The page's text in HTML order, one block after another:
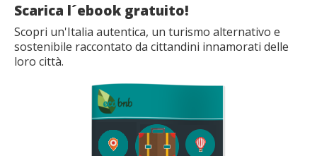
Scarica l´ebook gratuito!
Scopri un'Italia autentica, un turismo alternativo e
sostenibile raccontato da cittandini innamorati delle
loro città.